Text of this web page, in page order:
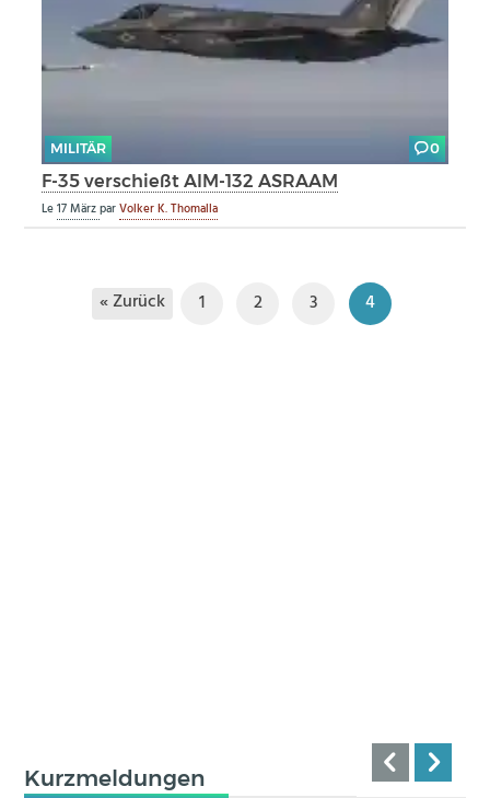
MILITÄR 0
F-35 verschießt AIM-132 ASRAAM
Le17 MärzparVolker K. Thomalla
« Zurück 1 2 3 4
Kurzmeldungen